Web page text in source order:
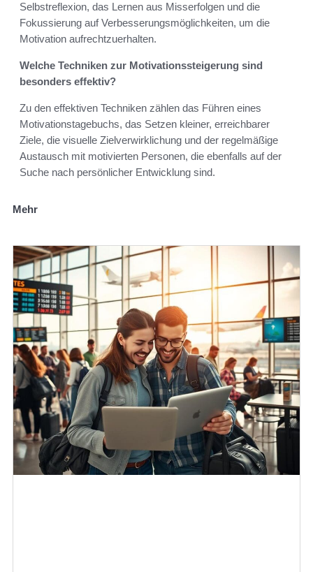
Selbstreflexion, das Lernen aus Misserfolgen und die
Fokussierung auf Verbesserungsmöglichkeiten, um die
Motivation aufrechtzuerhalten.
Welche Techniken zur Motivationssteigerung sind
besonders effektiv?
Zu den effektiven Techniken zählen das Führen eines
Motivationstagebuchs, das Setzen kleiner, erreichbarer
Ziele, die visuelle Zielverwirklichung und der regelmäßige
Austausch mit motivierten Personen, die ebenfalls auf der
Suche nach persönlicher Entwicklung sind.
Mehr